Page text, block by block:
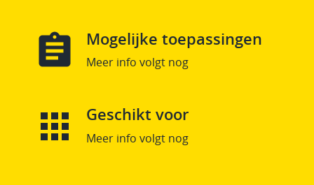
Mogelijke toepassingen
Meer info volgt nog
Geschikt voor
Meer info volgt nog